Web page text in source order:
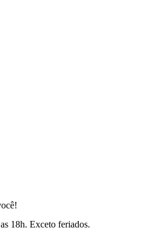
18h. Exceto feriados.